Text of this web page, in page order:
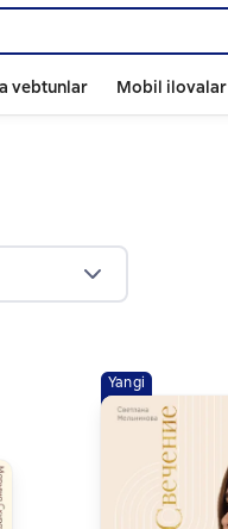
vebtunlar Mobil ilovalar
Yangi